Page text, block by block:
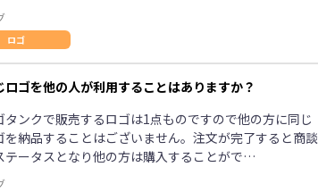
ロゴ
ロゴを他の人が利用することはありますか？
タンクで販売するロゴは1点ものですので他の方に同じ
を納品することはございません。注文が完了すると商談
テータスとなり他の方は購入することがで…